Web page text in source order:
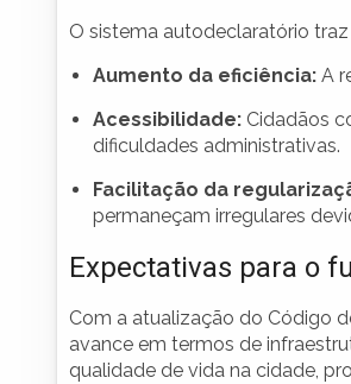
O sistema autodeclaratório
Aumento da eficiência: A
Acessibilidade: Cidadãos
dificuldades administrativas.
Facilitação da
permaneçam irregulares
Expectativas para o
Com a atualização do Código
avance em termos de
qualidade de vida na cidade,